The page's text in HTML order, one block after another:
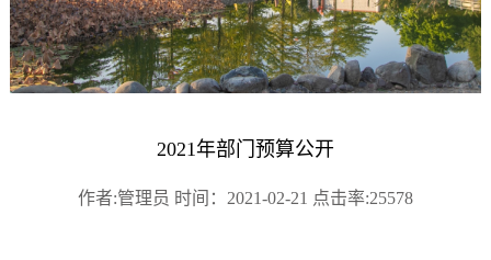
2021年部门预算公开
作者:管理员 时间：2021-02-21 点击率:25578